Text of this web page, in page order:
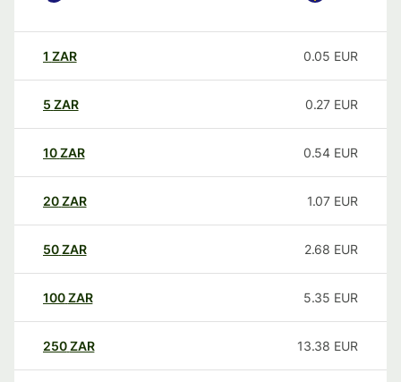
1 ZAR 0.05 EUR
5 ZAR 0.27 EUR
10ZAR 0.54 EUR
20ZAR 1.07 EUR
50ZAR 2.68 EUR
100ZAR 5.35 EUR
250ZAR 13.38 EUR